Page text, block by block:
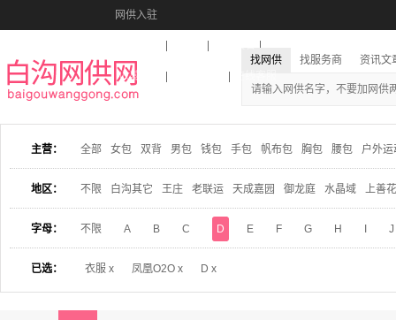
网供入驻
收藏本站
找网供 找服务商 资讯文
主营： 全部 女包 双背 男包 钱包 手包 帆布包 胸包 腰包 户外运
地区： 不限 白沟其它 王庄 老联运 天成嘉园 御龙庭 水晶域 上善
字母： 不限 A B C D E F G H J
已选： 衣服 x 凤凰O2O x D x